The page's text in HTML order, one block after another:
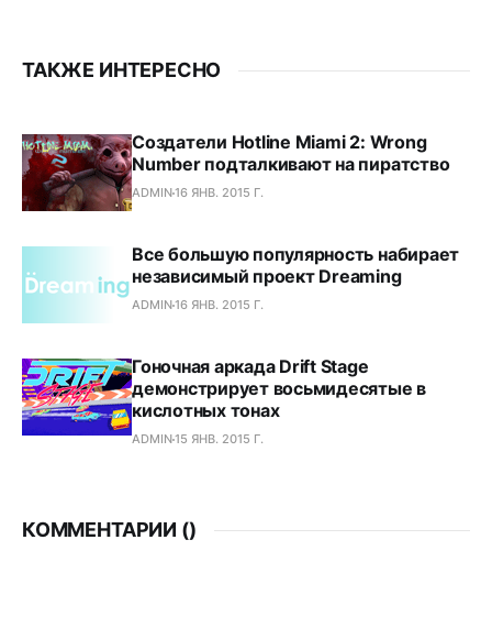
ТАКЖЕ ИНТЕРЕСНО
Создатели Hotline Miami 2: Wrong
Number подталкивают на пиратство
ADMIN16 ЯНВ. 2015 Г.
Все большую популярность набирает
независимый проект Dreaming
ADMIN16 ЯНВ. 2015 Г.
Гоночная аркада Drift Stage
демонстрирует восьмидесятые в
кислотных тонах
ADMIN15 ЯНВ. 2015 Г.
КОММЕНТАРИИ ()